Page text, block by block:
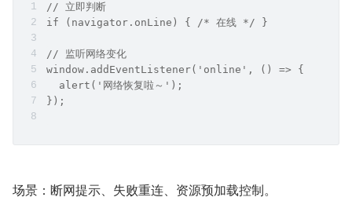
// 立即判断
if (navigator.onLine) { /* 在线 */ }
// 监听网络变化
window.addEventListener('online', () => {
  alert('网络恢复啦～');
});
场景：断网提示、失败重连、资源预加载控制。